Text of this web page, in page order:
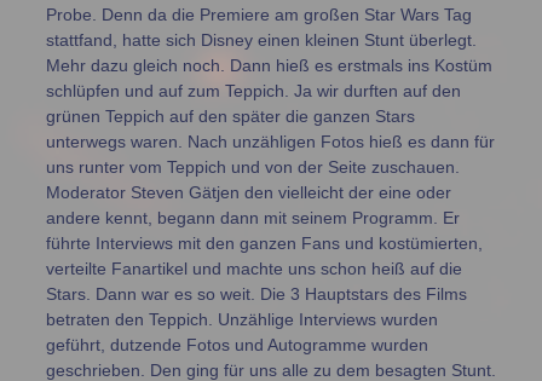
Probe. Denn da die Premiere am großen Star Wars Tag
stattfand, hatte sich Disney einen kleinen Stunt überlegt.
Mehr dazu gleich noch. Dann hieß es erstmals ins Kostüm
schlüpfen und auf zum Teppich. Ja wir durften auf den
grünen Teppich auf den später die ganzen Stars
unterwegs waren. Nach unzähligen Fotos hieß es dann für
uns runter vom Teppich und von der Seite zuschauen.
Moderator Steven Gätjen den vielleicht der eine oder
andere kennt, begann dann mit seinem Programm. Er
führte Interviews mit den ganzen Fans und kostümierten,
verteilte Fanartikel und machte uns schon heiß auf die
Stars. Dann war es so weit. Die 3 Hauptstars des Films
betraten den Teppich. Unzählige Interviews wurden
geführt, dutzende Fotos und Autogramme wurden
geschrieben. Den ging für uns alle zu dem besagten Stunt.